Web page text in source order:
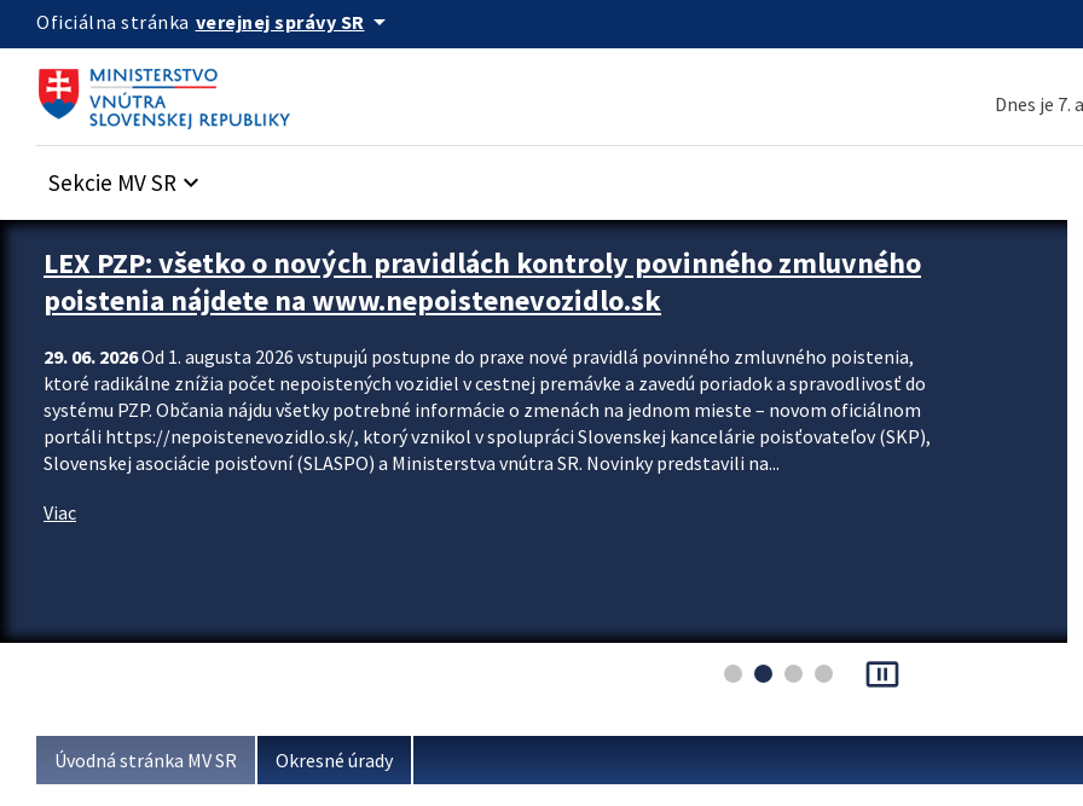
Preskocit na hlavný obsah
Oficiálna stránka verejnej správy SR arrow_drop_down
Dnes je 7.
Sekcie MV SR keyboard_arrow_down
Zastavit automatický posun upútavok
LEX PZP: všetko o nových pravidlách kontroly povinného zmluvného
poistenia nájdete na www.nepoistenevozidlo.sk
29. 06. 2026Od 1. augusta 2026 vstupujú postupne do praxe nové pravidlá povinného zmluvného poistenia,
ktoré radikálne znížia počet nepoistených vozidiel v cestnej premávke a zavedú poriadok a spravodlivosť do
systému PZP. Občania nájdu všetky potrebné informácie o zmenách na jednom mieste – novom oficiálnom
portáli https://nepoistenevozidlo.sk/, ktorý vznikol v spolupráci Slovenskej kancelárie poisťovateľov (SKP),
Slovenskej asociácie poisťovní (SLASPO) a Ministerstva vnútra SR. Novinky predstavili na...
Viac
pause_presentation
Úvodná stránka MV SR Okresné úrady